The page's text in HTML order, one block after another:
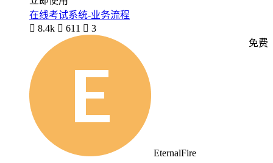
在线考试系统-业务流程
 8.4k  611  3
EternalFire
免费